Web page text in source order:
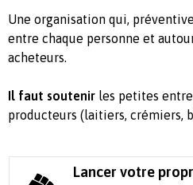
Une organisation qui,
entre chaque personne et
acheteurs.
Il faut soutenir les petites
producteurs (laitiers, crémiers,
Lancer votre